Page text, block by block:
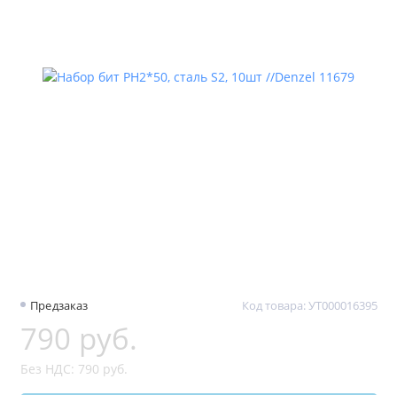
Предзаказ Код товара: УТ000016395
790 руб.
Без НДС: 790 руб.